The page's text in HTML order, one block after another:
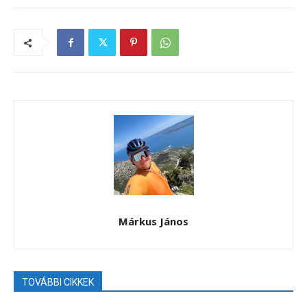
Márkus János
TOVÁBBI CIKKEK